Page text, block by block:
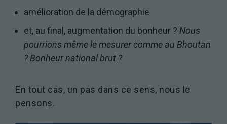
amélioration de la démographie
et, au final, augmentation du bonheur ? Nous
pourrions même le mesurer comme au Bhoutan
? Bonheur national brut ?
En tout cas, un pas dans ce sens, nous le
pensons.